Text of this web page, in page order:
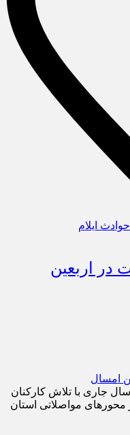
ایلام
در اربعین
سال جاری با تلاش کارکنان
محورهای مواصلاتی استان